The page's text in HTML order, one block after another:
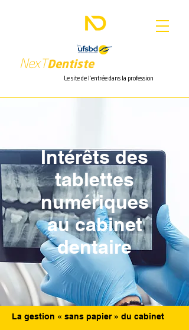
NexTDentiste
Le site de l'entrée dans la profession
Intérêts des
tablettes
numériques
au cabinet
dentaire
La gestion « sans papier » du cabinet